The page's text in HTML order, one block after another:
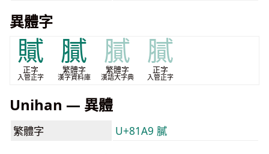
異體字
𧸐
正字
入管正字
膩
繁體字
漢字資料庫
膩
繁體字
漢語大字典
膩
正字
入管正字
Unihan — 異體
繁體字 U+81A9 膩